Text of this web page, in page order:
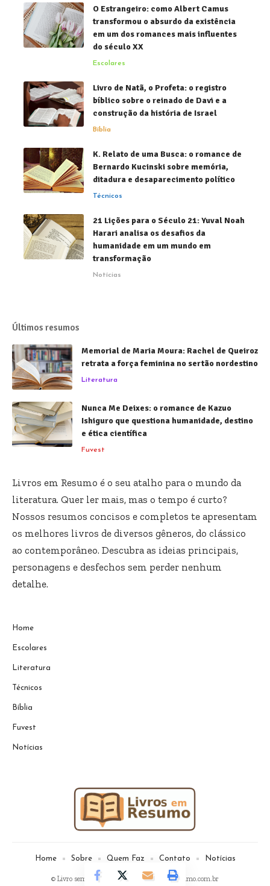
O Estrangeiro: como Albert Camus
transformou o absurdo da existência
em um dos romances mais influentes
do século XX
Escolares
Livro de Natã, o Profeta: o registro
bíblico sobre o reinado de Davi e a
construção da história de Israel
Bíblia
K. Relato de uma Busca: o romance de
Bernardo Kucinski sobre memória,
ditadura e desaparecimento político
Técnicos
21 Lições para o Século 21: Yuval Noah
Harari analisa os desafios da
humanidade em um mundo em
transformação
Notícias
Últimos resumos
Memorial de Maria Moura: Rachel de Queiroz
retrata a força feminina no sertão nordestino
Literatura
Nunca Me Deixes: o romance de Kazuo
Ishiguro que questiona humanidade, destino
e ética científica
Fuvest
Livros em Resumo é o seu atalho para o mundo da
literatura. Quer ler mais, mas o tempo é curto?
Nossos resumos concisos e completos te apresentam
os melhores livros de diversos gêneros, do clássico
ao contemporâneo. Descubra as ideias principais,
personagens e desfechos sem perder nenhum
detalhe.
Home
Escolares
Literatura
Técnicos
Bíblia
Fuvest
Notícias
© Livro sem Resumo -contato@livrosemresumo.com.br
Home Sobre Quem Faz Contato Notícias